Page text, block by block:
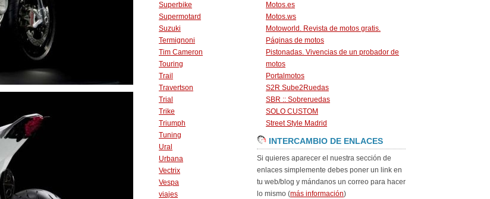
Superbike
Supermotard
Suzuki
Termignoni
Tim Cameron
Touring
Trail
Travertson
Trial
Trike
Triumph
Tuning
Ural
Urbana
Vectrix
Vespa
viajes
Motos.es
Motos.ws
Motoworld. Revista de motos gratis.
Páginas de motos
Pistonadas. Vivencias de un probador de
motos
Portalmotos
S2R Sube2Ruedas
SBR :: Sobreruedas
SOLO CUSTOM
Street Style Madrid
INTERCAMBIO DE ENLACES
Si quieres aparecer el nuestra sección de
enlaces simplemente debes poner un link en
tu web/blog y mándanos un correo para hacer
lo mismo (más información)